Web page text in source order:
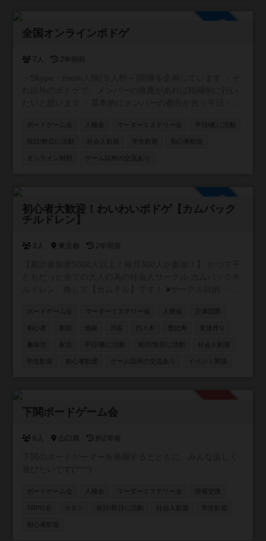
全国オンラインボドゲ
7人 2年弱前
内ルールはメンバー同士で都度決めていきたいと思います
ボードゲーム会 人狼会 マーダーミステリー会 平日/夜に活動
祝日/祭日に活動 社会人歓迎 学生歓迎 初心者歓迎
オンライン対戦 ゲーム以外の交流あり
参加自由
初心者大歓迎！わいわいボドゲ【カムバック
チルドレン】
3人 東京都 2年弱前
を作りたい ・とにかく体を動かしたい ・仕事と無関係の人
と話したい 主な年齢層は20~30代。男女比は6：4 ■お断り
て嫌な思いをした事があります。 上記目的の方は来ないで
す 初心者でも楽しめる簡単なゲームばかりです！ ボードゲ
ボードゲーム会 マーダーミステリー会 人狼会 正体隠匿
初心者 新宿 池袋 渋谷 代々木 恵比寿 友達作り
趣味活 友活 平日/夜に活動 祝日/祭日に活動 社会人歓迎
学生歓迎 初心者歓迎 ゲーム以外の交流あり イベント関係
下関ボードゲーム会
6人 山口県 約2年前
ボードゲーム会 人狼会 マーダーミステリー会 情報交換
TRPG会 カタン 祝日/祭日に活動 社会人歓迎 学生歓迎
初心者歓迎